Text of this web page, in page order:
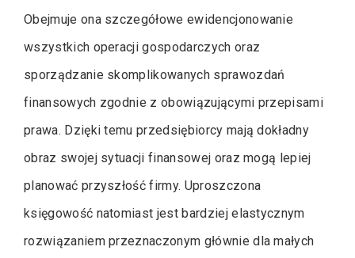
Obejmuje ona szczegółowe ewidencjonowanie
wszystkich operacji gospodarczych oraz
sporządzanie skomplikowanych sprawozdań
finansowych zgodnie z obowiązującymi przepisami
prawa. Dzięki temu przedsiębiorcy mają dokładny
obraz swojej sytuacji finansowej oraz mogą lepiej
planować przyszłość firmy. Uproszczona
księgowość natomiast jest bardziej elastycznym
rozwiązaniem przeznaczonym głównie dla małych